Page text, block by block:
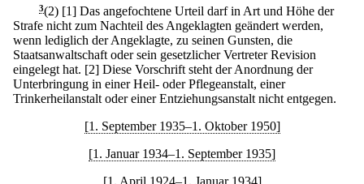
3(2) [1] Das angefochtene Urteil darf in Art und Höhe der
Strafe nicht zum Nachteil des Angeklagten geändert werden,
wenn lediglich der Angeklagte, zu seinen Gunsten, die
Staatsanwaltschaft oder sein gesetzlicher Vertreter Revision
eingelegt hat. [2] Diese Vorschrift steht der Anordnung der
Unterbringung in einer Heil- oder Pflegeanstalt, einer
Trinkerheilanstalt oder einer Entziehungsanstalt nicht entgegen.
[1. September 1935–1. Oktober 1950]
[1. Januar 1934–1. September 1935]
[1. April 1924–1. Januar 1934]